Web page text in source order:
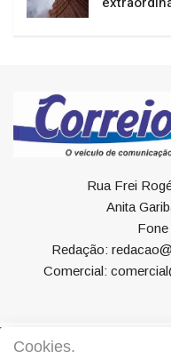
Rua Frei
Anita
Fone
Redação:
Comercial:
Cookies.